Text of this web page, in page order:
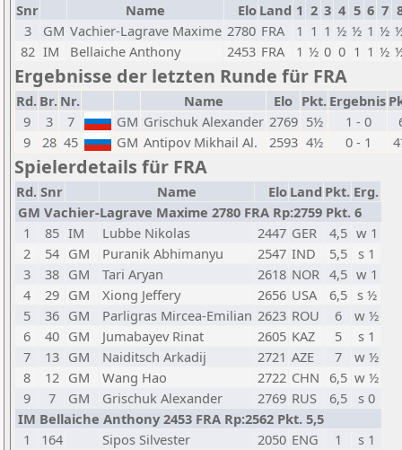
Snr Name Elo Land 1 2 3 4 5 6 7
3
GM Vachier-Lagrave Maxime 2780 FRA 1 1 1 ½ ½ 1 ½
82 IM Bellaiche Anthony 2453 FRA 1 ½ 0 0 1 1 ½
Ergebnisse der letzten Runde für FRA
Rd. Br. Nr. Name Elo Pkt. Ergebnis
9
3 7 GM Grischuk Alexander 2769 5½ 1 - 0
9
28 45 GM Antipov Mikhail Al. 2593 4½ 0 - 1
Spielerdetails für FRA
Rd. Snr Name Elo Land Pkt. Erg.
GM Vachier-Lagrave Maxime 2780 FRA Rp:2759 Pkt. 6
1
85 IM Lubbe Nikolas 2447 GER 4,5 w 1
2
54 GM Puranik Abhimanyu 2547 IND 5,5
s 1
3
38 GM Tari Aryan 2618 NOR 4,5 w 1
4
29 GM Xiong Jeffery 2656 USA 6,5 s ½
5
36 GM Parligras Mircea-Emilian 2623 ROU 6
w ½
6
40 GM Jumabayev Rinat 2605 KAZ 5
s 1
7
13 GM Naiditsch Arkadij 2721 AZE 7
w ½
8
12 GM Wang Hao 2722 CHN 6,5 w ½
9
7 GM Grischuk Alexander 2769 RUS 6,5
s 0
IM Bellaiche Anthony 2453 FRA Rp:2562 Pkt. 5,5
1
164 Sipos Silvester 2050 ENG 1
s 1